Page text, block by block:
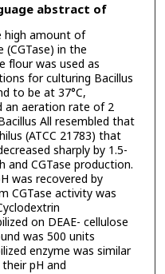
abstract of
high amount of
in the
flour was used as
for culturing Bacillus
to be at 37°C,
an aeration rate of 2
All resembled that
(ATCC 21783) that
sharply by 1.5-
and CGTase production.
was recovered by
CGTase activity was
on DEAE- cellulose
was 500 units
enzyme was similar
pH and